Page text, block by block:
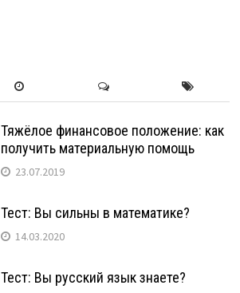
Тяжёлое финансовое положение: как
получить материальную помощь
23.07.2019
Тест: Вы сильны в математике?
14.03.2020
Тест: Вы русский язык знаете?